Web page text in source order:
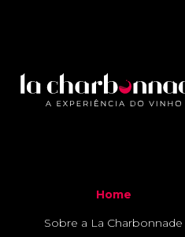
Home
Sobre a La Charbonnade